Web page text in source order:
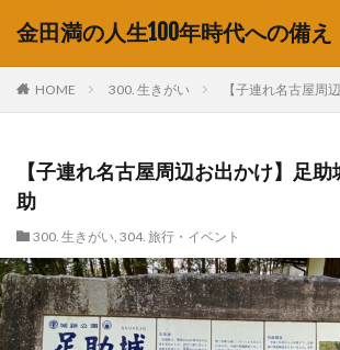
金田満の人生100年時代への備え
HOME 300. 生きがい 【子連れ名古屋
【子連れ名古屋周辺お出かけ】足
助
300. 生きがい, 304. 旅行・イベント